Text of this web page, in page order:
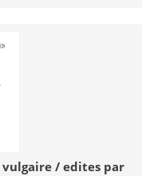
/ edites par